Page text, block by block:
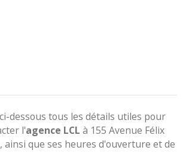
dessous tous les détails utiles pour
l'agence LCL à 155 Avenue Félix
ainsi que ses heures d'ouverture et de